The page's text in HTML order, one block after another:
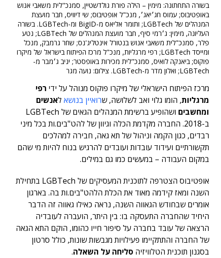
בשורה התחתונה: מימין – הילה פורת גולדשטיין, סמנכ"לית משאבי אנוש
באופטיבוס; עמוס חג׳יאג׳, מנכ"ל אופטיבוס; שי דיוויס, חבר מועצת
המנהלים של LGBTech; ותומר אליאס מ-BigID ומ-LGBTech. בשורה
העליונה, מימין: ג׳רמי סיף, חבר מועצת המנהלים של LGBTech; נטע
פלר, סמנכ"לית משאבי אנוש בנטורל אינטליג'נס; שחר גרמבק, מנכל
ומייסד LGBTech; רפי מרגליות, מנכ"ל מרכז הפיתוח בישראל של מיקרו
פוקוס; ביאנקה לואיס, סמנכ"לית מכירות באופסטר; יניב ג׳מבר מ-
LGBTech; ואלון מדר מ-LGBTech. צילום: נועה מגר
מרכז הפיתוח הישראלי של מיקרו פוקוס מנוהל על ידי רפי
מרגליות, הומו גלוי ואב לשלושה, שרואיין בנושאלאנשים
ומחשבים
ושהופיע ברשימת המנהלים הגאים של LGBTech
ב-2018. החברה מקדמת הכלה וגיוון של להט"בים.ות בכל מיני
רבדים, כגון הקמה וניהול של תא גאה, חבירה למהלכים
תקשורתיים ועידוד עובדות ועובדים להרגיש בנוח להיות מי שהם
במקום העבודה – במעשים כמו גם במילים.
אופטיבוס הצטרפה לתוכנית המעסיקים של LGBTech בתחילת
השנה ומאז קידמה מאוד את הכלת הלהט"בים.ות בה. בארגון
אומרים שבחודש הגאווה השנה, נראה כאילו גאווה זה הדבר
היחיד שהחברה התעסקה בו: בין היתר, הועברה לעובדיה
הרצאה של עובד בחברה על סיפור חייו כהומו, הוקם התא הגאה
של החברה והתתקיימו פעילויות מגבשות שונות, כולל סרטון
בסגנון תוכנית הטלוויזיה סליחה על השאלה.